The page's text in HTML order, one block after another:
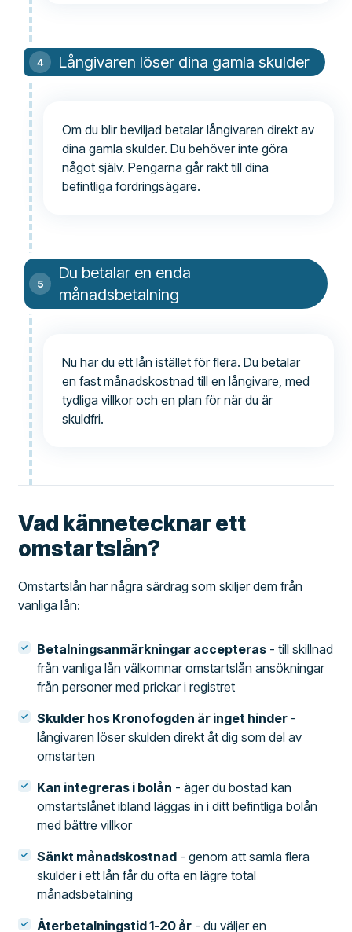
Långivaren löser dina gamla skulder
Om du blir beviljad betalar långivaren direkt av
dina gamla skulder. Du behöver inte göra
något själv. Pengarna går rakt till dina
befintliga fordringsägare.
Du betalar en enda
månadsbetalning
Nu har du ett lån istället för flera. Du betalar
en fast månadskostnad till en långivare, med
tydliga villkor och en plan för när du är
skuldfri.
Vad kännetecknar ett
omstartslån?
Omstartslån har några särdrag som skiljer dem från
vanliga lån:
Betalningsanmärkningar accepteras - till skillnad
från vanliga lån välkomnar omstartslån ansökningar
från personer med prickar i registret
Skulder hos Kronofogden är inget hinder -
långivaren löser skulden direkt åt dig som del av
omstarten
Kan integreras i bolån - äger du bostad kan
omstartslånet ibland läggas in i ditt befintliga bolån
med bättre villkor
Sänkt månadskostnad - genom att samla flera
skulder i ett lån får du ofta en lägre total
månadsbetalning
Återbetalningstid 1-20 år - du väljer en